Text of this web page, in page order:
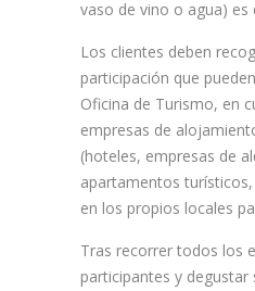
vaso de vino o agua) es
Los clientes deben
participación que
Oficina de Turismo, en
empresas de
(hoteles, empresas de
apartamentos
en los propios locales
Tras recorrer todos los
participantes y degustar